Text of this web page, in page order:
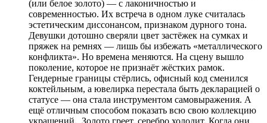
(или белое золото) — с лаконичностью и
современностью. Их встреча в одном луке считалась
эстетическим диссонансом, признаком дурного тона.
Девушки дотошно сверяли цвет застёжек на сумках и
пряжек на ремнях — лишь бы избежать «металлического
конфликта». Но времена меняются. На сцену вышло
поколение, которое не признаёт жёстких рамок.
Гендерные границы стёрлись, офисный код сменился
коктейльным, а ювелирка перестала быть декларацией о
статусе — она стала инструментом самовыражения. А
ещё отличным способом показать всю свою коллекцию
украшений. Золото греет, серебро холодит. Когда они